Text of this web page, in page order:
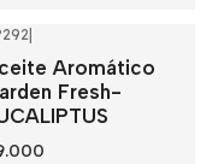
Aromático
Fresh-